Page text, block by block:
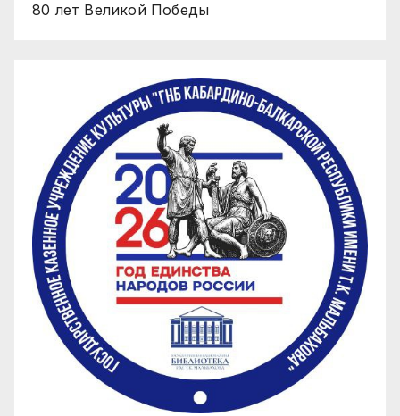
80 лет Великой Победы